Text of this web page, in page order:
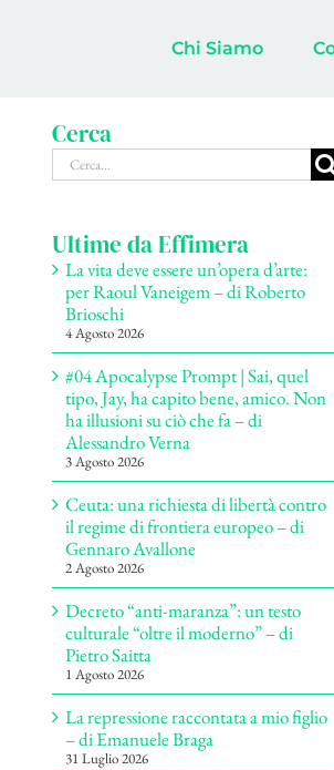
Chi Siamo
Cerca
Cerca
per:
Ultime da Effimera
La vita deve essere un’opera d’arte:
per Raoul Vaneigem – di Roberto
Brioschi
4 Agosto 2026
#04 Apocalypse Prompt | Sai, quel
tipo, Jay, ha capito bene, amico. Non
ha illusioni su ciò che fa – di
Alessandro Verna
3 Agosto 2026
Ceuta: una richiesta di libertà contro
il regime di frontiera europeo – di
Gennaro Avallone
2 Agosto 2026
Decreto “anti-maranza”: un testo
culturale “oltre il moderno” – di
Pietro Saitta
1 Agosto 2026
La repressione raccontata a mio figlio
– di Emanuele Braga
31 Luglio 2026